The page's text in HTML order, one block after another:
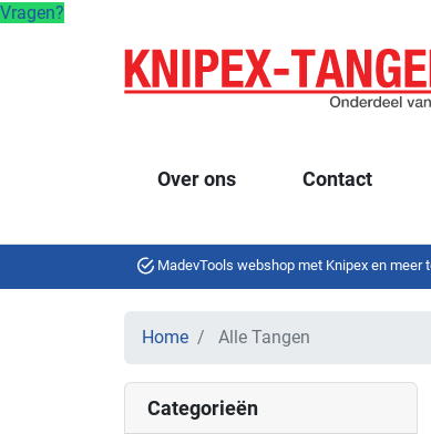
Vragen?
Over ons Contact
MadevTools webshop met Knipex en meer
Home Alle Tangen
Categorieën